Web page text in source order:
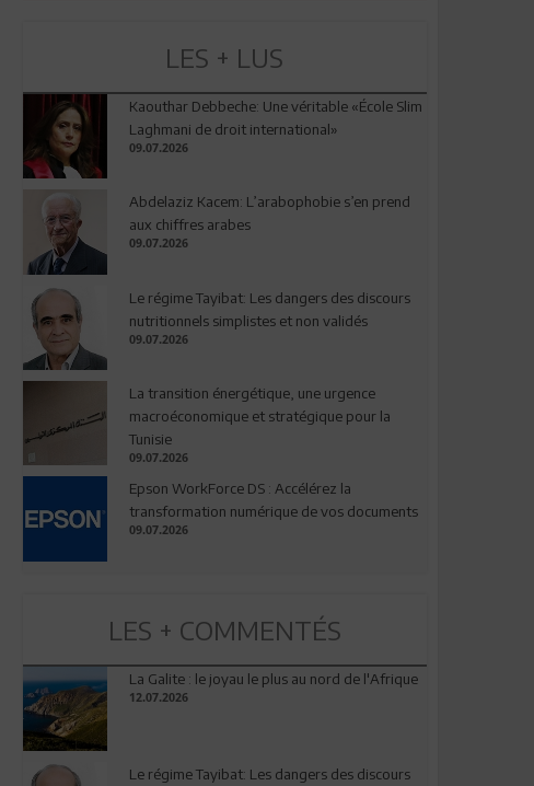
LES + LUS
Kaouthar Debbeche: Une véritable «École Slim
Laghmani de droit international»
09.07.2026
Abdelaziz Kacem: L’arabophobie s’en prend
aux chiffres arabes
09.07.2026
Le régime Tayibat: Les dangers des discours
nutritionnels simplistes et non validés
09.07.2026
La transition énergétique, une urgence
macroéconomique et stratégique pour la
Tunisie
09.07.2026
Epson WorkForce DS : Accélérez la
transformation numérique de vos documents
09.07.2026
LES + COMMENTÉS
La Galite : le joyau le plus au nord de l'Afrique
12.07.2026
Le régime Tayibat: Les dangers des discours